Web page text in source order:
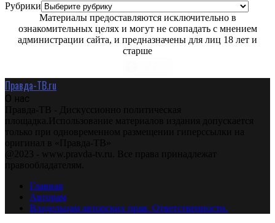
Рубрики
Материалы предоставляются исключительно в
ознакомительных целях и могут не совпадать с мнением
администрации сайта, и предназначены для лиц 18 лет и
старше
Правда-ТВ.ru
О нас
Правда-ТВ - Дискуссионно политическая
площадка.Использование материалов издания допускается
только при одновременном размещении гиперссылки на
оригинал в «Правда-ТВ»
@2023 - www.pravda-tv.ru. Все права принадлежат
правообладателям.
Главная
Авторам
Владельцам авторских прав. Ответственности.